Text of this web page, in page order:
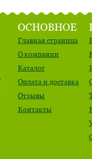
ОСНОВНОЕ
Главная страница
О компании
Каталог
Оплата и доставка
Отзывы
Контакты